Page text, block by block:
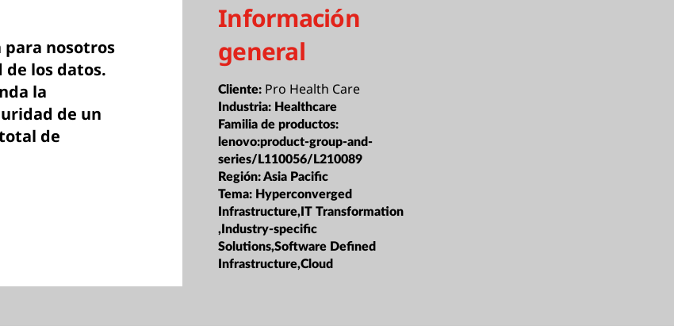
para nosotros
de los datos.
la
de un
de
Información
general
Cliente: Pro Health Care
Industria: Healthcare
Familia de productos:
lenovo:product-group-and-
series/L110056/L210089
Región:Asia Pacific
Tema: Hyperconverged
Infrastructure,IT Transformation
,Industry-specific
Solutions,Software Defined
Infrastructure,Cloud